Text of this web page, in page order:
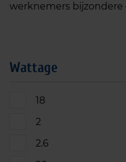
werknemers
Wattage
18
2
2.6